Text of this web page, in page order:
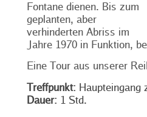
Fontane dienen. Bis zum
geplanten, aber
verhinderten Abriss im
Jahre 1970 in Funktion,
Eine Tour aus unserer
Treffpunkt: Haupteingang
Dauer: 1 Std.